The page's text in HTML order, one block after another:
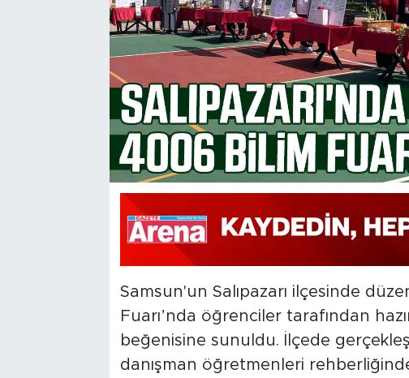
Samsun'un Salıpazarı ilçesinde
Fuarı’nda öğrenciler tarafından
beğenisine sunuldu. İlçede
danışman öğretmenleri